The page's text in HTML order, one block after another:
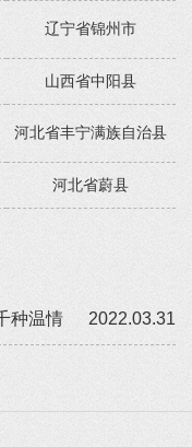
辽宁省锦州市
山西省中阳县
河北省丰宁满族自治县
河北省蔚县
2022.03.31
种温情